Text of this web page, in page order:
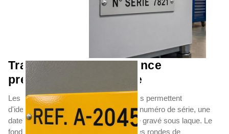
Traçabilité et maintenance
préventive en industrie
Les plaques de traçabilité thermolaquées permettent
d'identifier chaque équipement avec un numéro de série, une
date de mise en service ou un QR code gravé sous laque. Le
fond RAL facilite la lecture rapide lors des rondes de